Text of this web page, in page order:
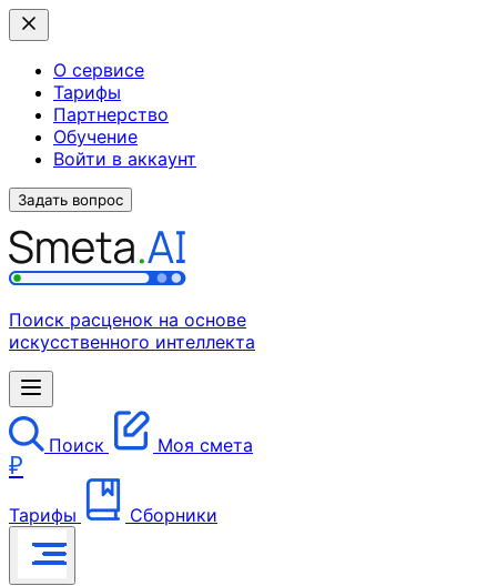
О сервисе
Тарифы
Партнерство
Обучение
Войти в аккаунт
Задать вопрос
Поиск расценок на основе
искусственного интеллекта
Поиск Моя смета
₽
Тарифы Сборники